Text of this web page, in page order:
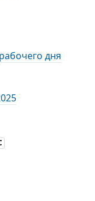
дня